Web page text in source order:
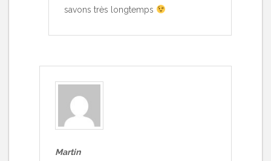
savons très longtemps
Martin